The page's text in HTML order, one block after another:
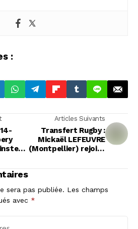
:
Articles Suivants
Transfert Rugby :
Mickaël LEFEUVRE
(Montpellier) rejoint
sera pas publiée. Les champs
avec *